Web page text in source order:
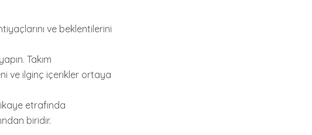
ve beklentilerini
Takım
ve ilginç içerikler ortaya
etrafında
biridir.